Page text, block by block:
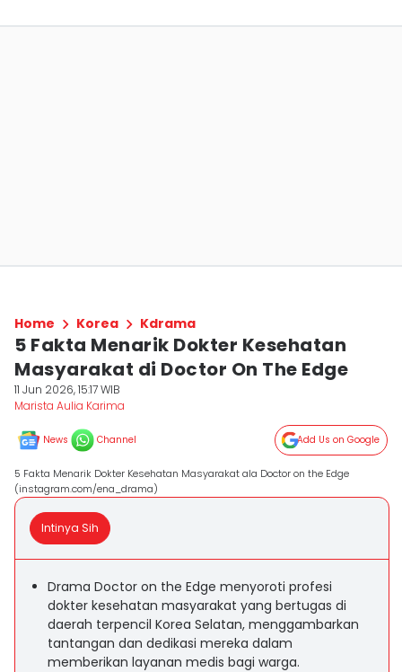
Home Korea Kdrama
5 Fakta Menarik Dokter Kesehatan
Masyarakat di Doctor On The Edge
11 Jun 2026, 15:17 WIB
Marista Aulia Karima
News Channel Add Us on Google
5 Fakta Menarik Dokter Kesehatan Masyarakat ala Doctor on the Edge
(instagram.com/ena_drama)
Intinya Sih
Drama Doctor on the Edge menyoroti profesi
dokter kesehatan masyarakat yang bertugas di
daerah terpencil Korea Selatan, menggambarkan
tantangan dan dedikasi mereka dalam
memberikan layanan medis bagi warga.